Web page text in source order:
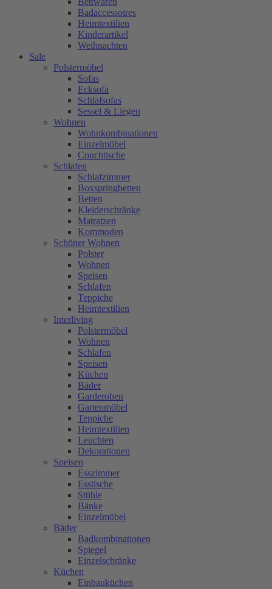
Badaccessoires
Heimtextilien
Kinderartikel
Weihnachten
Sale
Polstermöbel
Sofas
Ecksofa
Schlafsofas
Sessel & Liegen
Wohnen
Wohnkombinationen
Einzelmöbel
Couchtische
Schlafen
Schlafzimmer
Boxspringbetten
Betten
Kleiderschränke
Matratzen
Kommoden
Schöner Wohnen
Polster
Wohnen
Speisen
Schlafen
Teppiche
Heimtextilien
Interliving
Polstermöbel
Wohnen
Schlafen
Speisen
Küchen
Bäder
Garderoben
Gartenmöbel
Teppiche
Heimtextilien
Leuchten
Dekorationen
Speisen
Esszimmer
Esstische
Stühle
Bänke
Einzelmöbel
Bäder
Badkombinationen
Spiegel
Einzelschränke
Küchen
Einbauküchen